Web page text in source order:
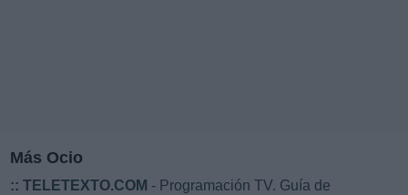
Más Ocio
:: TELETEXTO.COM - Programación TV. Guía de